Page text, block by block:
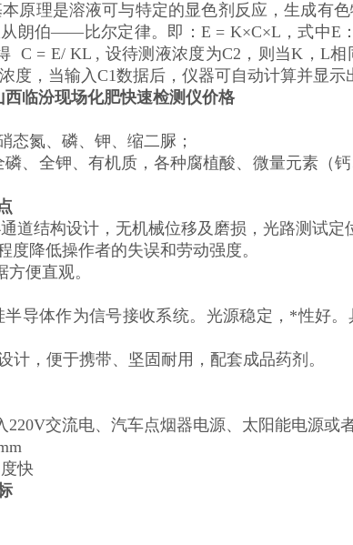
原理是溶液可与特定的显色剂反应，生成有
朗伯——比尔定律。即：E = K×C×L，式中E
C = E/ KL , 设待测液浓度为C2，则当K，L相
度，当输入C1数据后，仪器可自动计算并显示
西临汾现场化肥快速检测仪价格
态氮、磷、钾、缩二脲；
、全钾、有机质，各种腐植酸、微量元素（钙
道结构设计，无机械位移及磨损，光路测试定
度降低操作者的失误和劳动强度。
便直观。
导体作为信号接收系统。光源稳定，*性好
计，便于携带、坚固耐用，配套成品药剂。
交流电、汽车点烟器电源、太阳能电源或
快